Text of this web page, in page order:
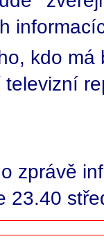
kdo má
televizní
zprávě
23.40